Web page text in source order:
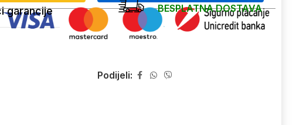
garancije BESPLATNA DOSTAVA
Podijeli: